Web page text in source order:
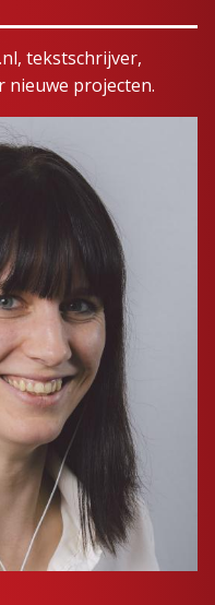
tekstschrijver,
nieuwe projecten.